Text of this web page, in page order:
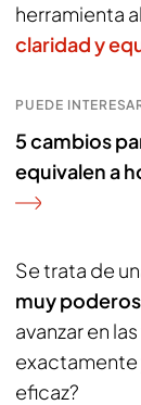
herramienta
claridad y
PUEDE
5 cambios
equivalen a
Se trata de
muy
avanzar en
exactamente
eficaz?